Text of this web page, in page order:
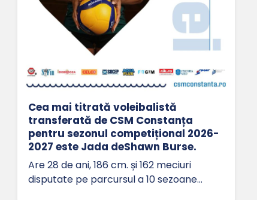
Cea mai titrată voleibalistă
transferată de CSM Constanța
pentru sezonul competițional 2026-
2027 este Jada deShawn Burse.
Are 28 de ani, 186 cm. și 162 meciuri
disputate pe parcursul a 10 sezoane…